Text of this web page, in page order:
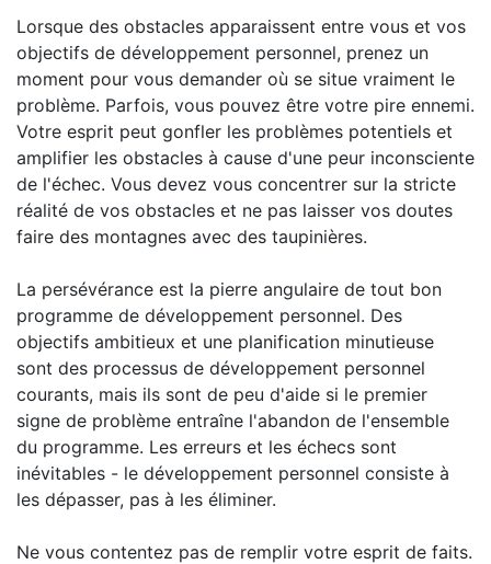
Lorsque des obstacles apparaissent entre vous et vos
objectifs de développement personnel, prenez un
moment pour vous demander où se situe vraiment le
problème. Parfois, vous pouvez être votre pire ennemi.
Votre esprit peut gonfler les problèmes potentiels et
amplifier les obstacles à cause d'une peur inconsciente
de l'échec. Vous devez vous concentrer sur la stricte
réalité de vos obstacles et ne pas laisser vos doutes
faire des montagnes avec des taupinières.
La persévérance est la pierre angulaire de tout bon
programme de développement personnel. Des
objectifs ambitieux et une planification minutieuse
sont des processus de développement personnel
courants, mais ils sont de peu d'aide si le premier
signe de problème entraîne l'abandon de l'ensemble
du programme. Les erreurs et les échecs sont
inévitables - le développement personnel consiste à
les dépasser, pas à les éliminer.
Ne vous contentez pas de remplir votre esprit de faits.